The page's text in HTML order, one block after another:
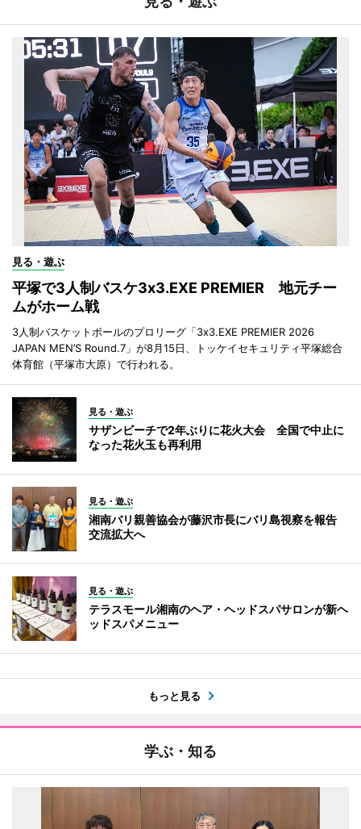
見る・遊ぶ
平塚で3人制バスケ3x3.EXE PREMIER 地元チー
ムがホーム戦
3人制バスケットボールのプロリーグ「3x3.EXE PREMIER 2026
JAPAN MEN’S Round.7」が8月15日、トッケイセキュリティ平塚総合
体育館（平塚市大原）で行われる。
見る・遊ぶ
サザンビーチで2年ぶりに花火大会 全国で中止に
なった花火玉も再利用
見る・遊ぶ
湘南バリ親善協会が藤沢市長にバリ島視察を報告
交流拡大へ
見る・遊ぶ
テラスモール湘南のヘア・ヘッドスパサロンが新ヘ
ッドスパメニュー
もっと見る
学ぶ・知る